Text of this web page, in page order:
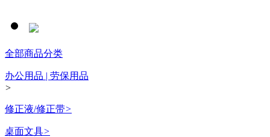
全部商品分类
办公用品 | 劳保用品
>
修正液/修正带>
桌面文具>